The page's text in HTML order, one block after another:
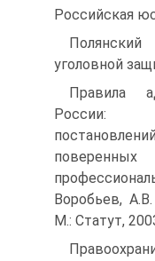
Российская
уголовной
Правила
России:
Воробьев,
М.: Статут,